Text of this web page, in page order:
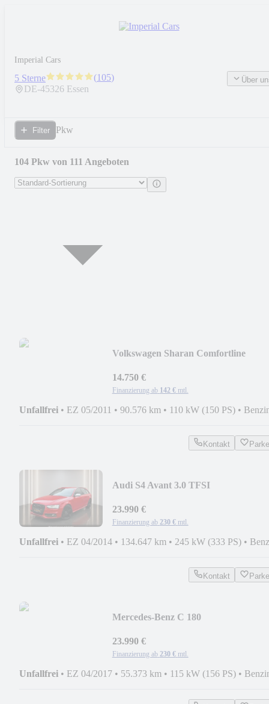
Imperial Cars
5 Sterne (105)
DE-45326 Essen
Über
Filter Pkw
104 Pkw von 111 Angeboten
Volkswagen Sharan Comfortline
14.750 €
Finanzierung ab 142 € mtl.
Unfallfrei • EZ 05/2011 • 90.576 km • 110 kW (150 PS) •
Kontakt
Audi S4 Avant 3.0 TFSI
S/XENON
23.990 €
Finanzierung ab 230 € mtl.
Unfallfrei • EZ 04/2014 • 134.647 km • 245 kW (333 PS) •
Kontakt
Mercedes-Benz C 180
XENON/LEDER/
23.990 €
Finanzierung ab 230 € mtl.
Unfallfrei • EZ 04/2017 • 55.373 km • 115 kW (156 PS) •